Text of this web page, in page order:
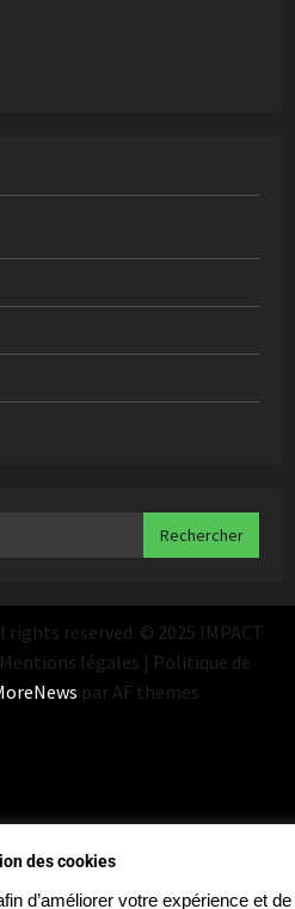
reserved. © 2025 IMPACT
légales | Politique de
par AF themes
des cookies
d’améliorer votre expérience et de